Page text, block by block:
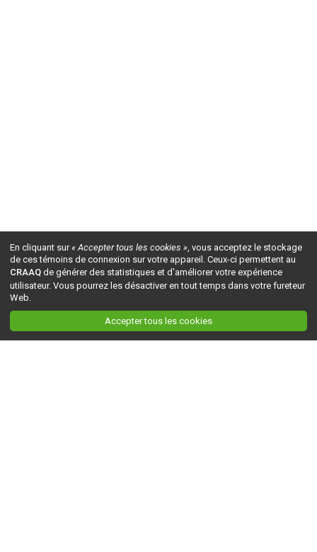
En cliquant sur« Accepter tous les cookies », vous acceptez le stockage
de ces témoins de connexion sur votre appareil. Ceux-ci permettent au
CRAAQ de générer des statistiques et d'améliorer votre expérience
utilisateur. Vous pourrez les désactiver en tout temps dans votre fureteur
Web.
Accepter tous les cookies